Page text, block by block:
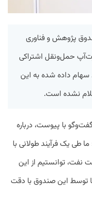
پژوهش و فناوری
حمل‌ونقل اشتراکی
سهام داده شده به این
نشده است.
با پیوست، درباره
طی یک فرآیند طولانی با
توانستیم از این
توسط این صندوق با دقت